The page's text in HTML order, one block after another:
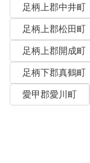
足柄上郡中井町
足柄上郡松田町
足柄上郡開成町
足柄下郡真鶴町
愛甲郡愛川町